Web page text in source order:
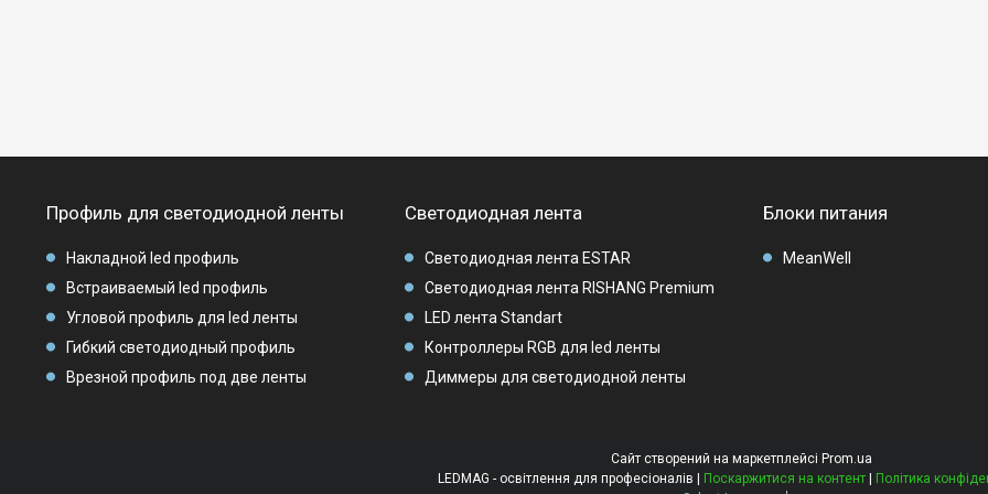
Профиль для светодиодной ленты
Накладной led профиль
Встраиваемый led профиль
Угловой профиль для led ленты
Гибкий светодиодный профиль
Врезной профиль под две ленты
Светодиодная лента
Светодиодная лента ESTAR
Светодиодная лента RISHANG Premium
LED лента Standart
Контроллеры RGB для led ленты
Диммеры для светодиодной ленты
Блоки питания
MeanWell
Сайт створений на маркетплейсі Prom.ua
LEDMAG - освітлення для професіоналів | Поскаржитися на контент | Політика